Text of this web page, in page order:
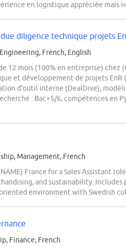
en logistique appréciée mais
diligence technique projets
French, English
mois (100% en entreprise) chez
et développement de projets EnR
d'outil interne (DealDive),
: Bac+5/6, compétences en
Management, French
France for a Sales Assistant
and sustainability. Includes
environment with Swedish
Finance, French